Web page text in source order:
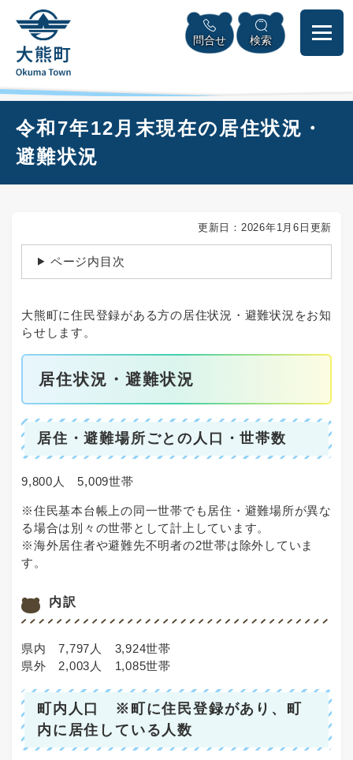
頭
メニューを飛ばして本文へ
問合せ 検索
令和7年12月末現在の居住状況・
避難状況
更新日：2026年1月6日更新
ページ内目次
大熊町に住民登録がある方の居住状況・避難状況をお知
らせします。
居住状況・避難状況
居住・避難場所ごとの人口・世帯数
9,800人 5,009世帯
※住民基本台帳上の同一世帯でも居住・避難場所が異な
る場合は別々の世帯として計上しています。
※海外居住者や避難先不明者の2世帯は除外していま
す。
内訳
県内 7,797人 3,924世帯
県外 2,003人 1,085世帯
町内人口 ※町に住民登録があり、町
内に居住している人数